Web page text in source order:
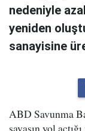
nedeniyle
yeniden
sanayisine
ABD Savunma
savaşın yol